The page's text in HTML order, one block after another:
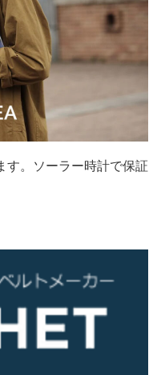
す。ソーラー時計で保証